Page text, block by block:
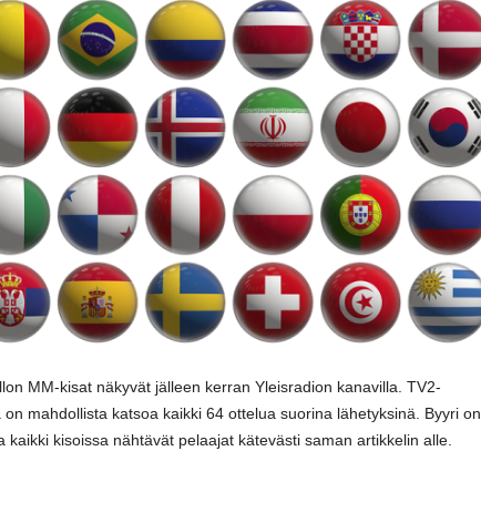
MM-kisat näkyvät jälleen kerran Yleisradion kanavilla. TV2-
mahdollista katsoa kaikki 64 ottelua suorina lähetyksinä. Byyri on
kaikki kisoissa nähtävät pelaajat kätevästi saman artikkelin alle.